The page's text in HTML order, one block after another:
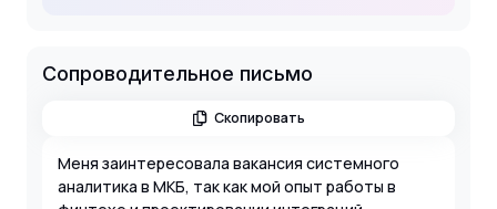
Сопроводительное письмо
Скопировать
Меня заинтересовала вакансия системного
аналитика в МКБ, так как мой опыт работы в